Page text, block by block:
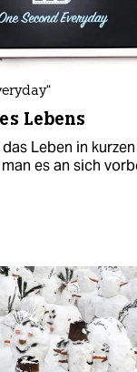
Lebens
Leben in
es an sich